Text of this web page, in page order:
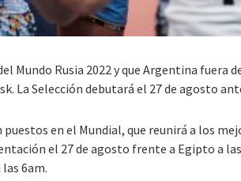
Mundo Rusia 2022 y que Argentina fuera
La Selección debutará el 27 de agosto
en el Mundial, que reunirá a los
el 27 de agosto frente a Egipto a
6am.